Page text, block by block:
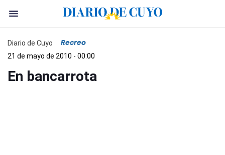
Diario de Cuyo Recreo
21 de mayo de 2010 - 00:00
En bancarrota